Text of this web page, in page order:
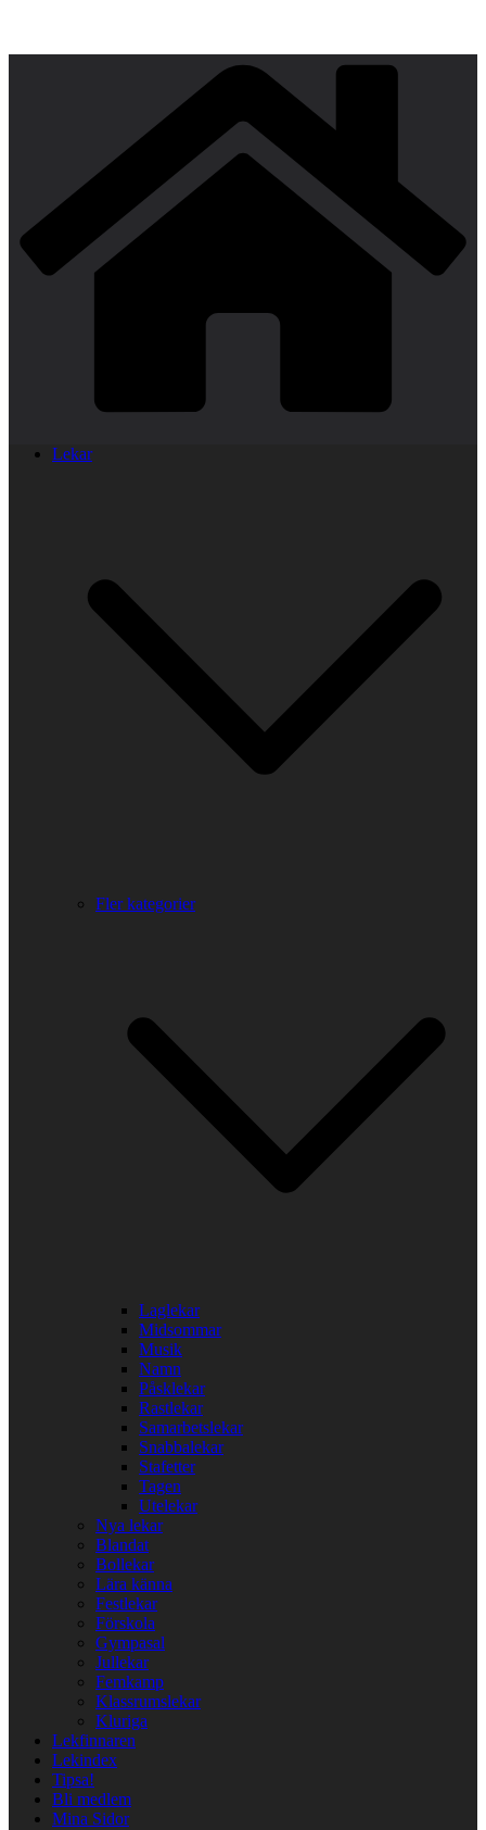
Lekar
Fler kategorier
Laglekar
Midsommar
Musik
Namn
Påsklekar
Rastlekar
Samarbetslekar
Snabbalekar
Stafetter
Tagen
Utelekar
Nya lekar
Blandat
Bollekar
Lära känna
Festlekar
Förskola
Gympasal
Jullekar
Femkamp
Klassrumslekar
Kluriga
Lekfinnaren
Lekindex
Tipsa!
Bli medlem
Mina Sidor